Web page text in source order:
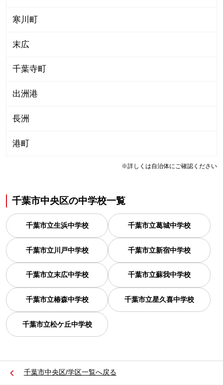
寒川町
末広
千葉寺町
出洲港
長洲
港町
※詳しくは自治体にご確認ください
千葉市中央区の中学校一覧
千葉市立生浜中学校 千葉市立葛城中学校
千葉市立川戸中学校 千葉市立新宿中学校
千葉市立末広中学校 千葉市立蘇我中学校
千葉市立椿森中学校 千葉市立星久喜中学校
千葉市立松ケ丘中学校
千葉市中央区/学区一覧へ戻る